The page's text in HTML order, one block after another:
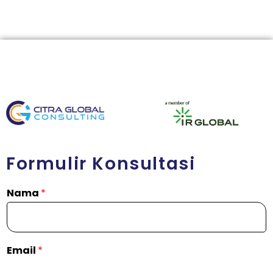
Formulir Konsultasi
Nama *
Email *